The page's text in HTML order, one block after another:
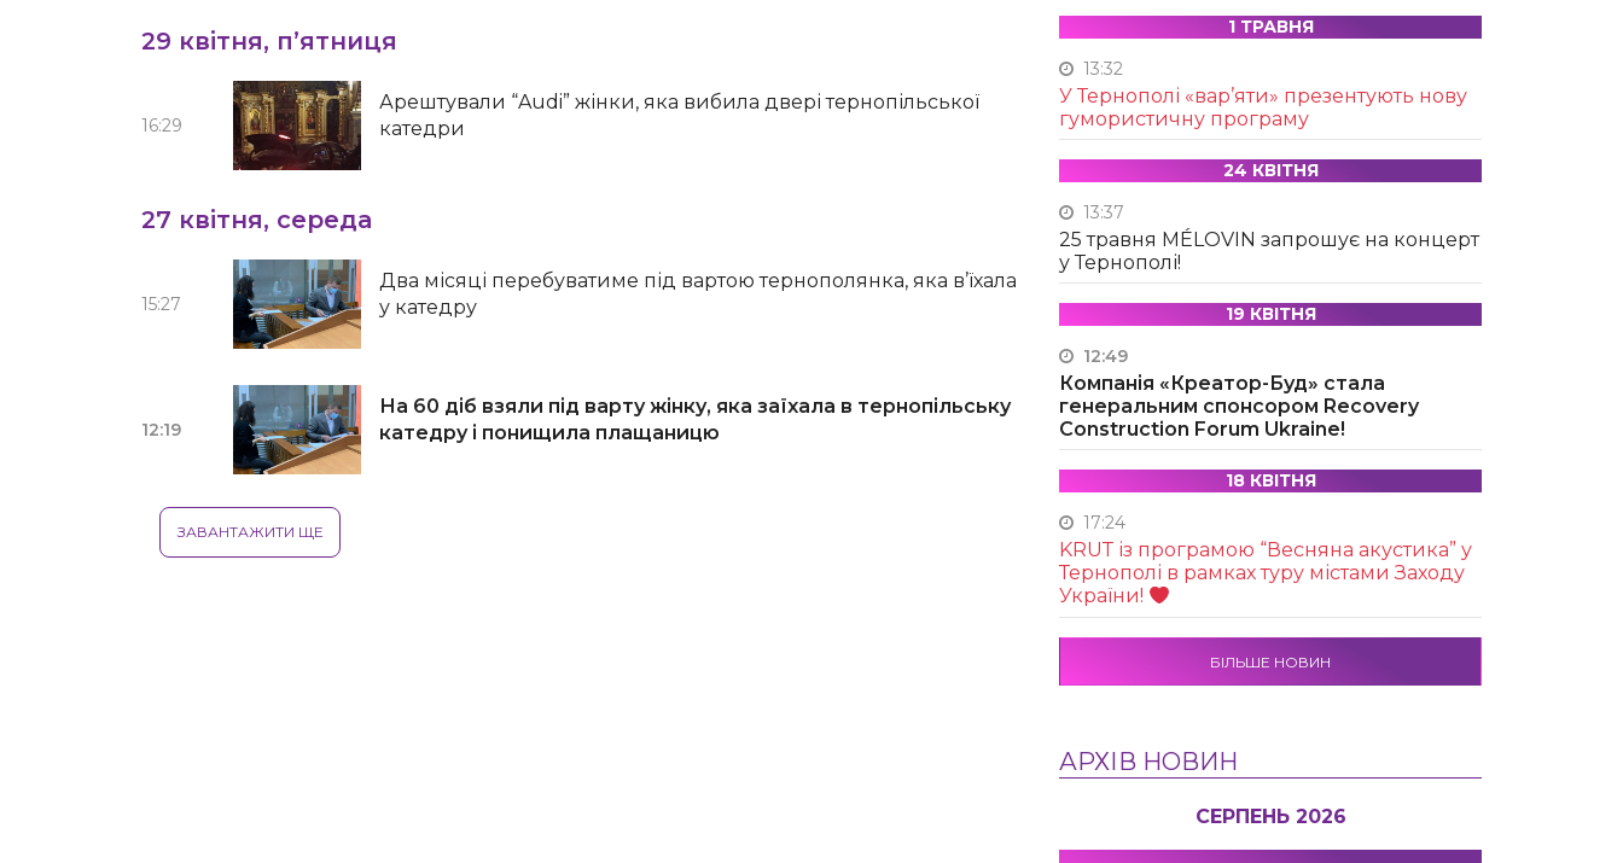
29 квітня, п’ятниця
16:29
Арештували “Audi” жінки, яка вибила двері тернопільської
катедри
27 квітня, середа
15:27
Два місяці перебуватиме під вартою тернополянка, яка в’їхала
у катедру
12:19
На 60 діб взяли під варту жінку, яка заїхала в тернопільську
катедру і понищила плащаницю
ЗАВАНТАЖИТИ ЩЕ
1 ТРАВНЯ
13:32
У Тернополі «вар’яти» презентують нову
гумористичну програму
24 КВІТНЯ
13:37
25 травня MÉLOVIN запрошує на концерт
у Тернополі!
19 КВІТНЯ
12:49
Компанія «Креатор-Буд» стала
генеральним спонсором Recovery
Construction Forum Ukraine!
18 КВІТНЯ
17:24
KRUТ із програмою “Весняна акустика” у
Тернополі в рамках туру містами Заходу
України!
БІЛЬШЕ НОВИН
АРХІВ НОВИН
СЕРПЕНЬ 2026